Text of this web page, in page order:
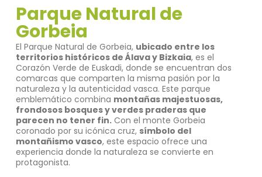
Parque Natural de
Gorbeia
El Parque Natural de Gorbeia, ubicado entre los
territorios históricos de Álava y Bizkaia, es el
Corazón Verde de Euskadi, donde se encuentran dos
comarcas que comparten la misma pasión por la
naturaleza y la autenticidad vasca. Este parque
emblemático combina montañas majestuosas,
frondosos bosques y verdes praderas que
parecen no tener fin.Con el monte Gorbeia
coronado por su icónica cruz, símbolo del
montañismo vasco, este espacio ofrece una
experiencia donde la naturaleza se convierte en
protagonista.